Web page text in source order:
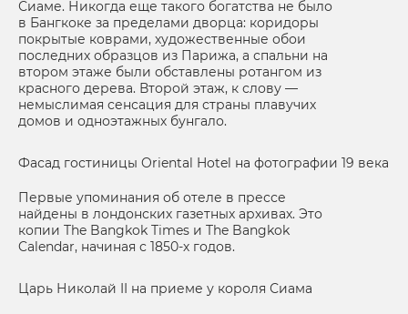
Сиаме. Никогда еще такого богатства не было
в Бангкоке за пределами дворца: коридоры
покрытые коврами, художественные обои
последних образцов из Парижа, а спальни на
втором этаже были обставлены ротангом из
красного дерева. Второй этаж, к слову —
немыслимая сенсация для страны плавучих
домов и одноэтажных бунгало.
Фасад гостиницы Oriental Hotel на фотографии 19 века
Первые упоминания об отеле в прессе
найдены в лондонских газетных архивах. Это
копии The Bangkok Times и The Bangkok
Calendar, начиная с 1850-х годов.
Царь Николай II на приеме у короля Сиама